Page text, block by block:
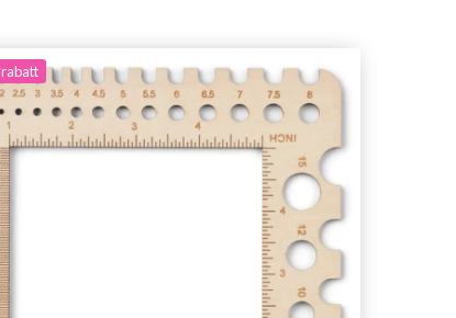
rabatt